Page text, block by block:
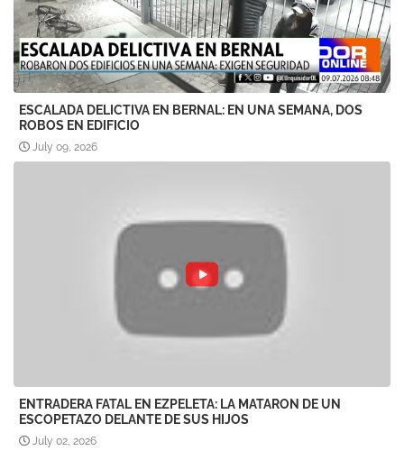
ESCALADA DELICTIVA EN BERNAL: EN UNA SEMANA, DOS
ROBOS EN EDIFICIO
July 09, 2026
ENTRADERA FATAL EN EZPELETA: LA MATARON DE UN
ESCOPETAZO DELANTE DE SUS HIJOS
July 02, 2026